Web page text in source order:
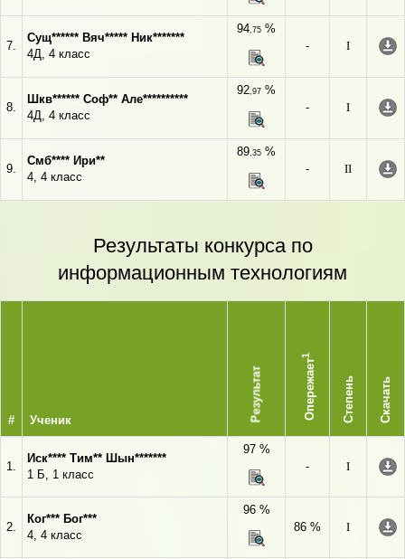
7.
Сущ****** Вяч***** Ник*******
4Д, 4 класс
94,75 %
-
I
8.
Шкв****** Соф** Але**********
4Д, 4 класс
92,97 %
-
I
9.
Смб**** Ири**
4, 4 класс
89,35 %
-
II
Результаты конкурса по
информационным технологиям
# Ученик Результат Опережает
1
Степень Скачать
1.
Иск**** Тим** Шын*******
1 Б, 1 класс
97 %
-
I
2.
Ког*** Бог***
4, 4 класс
96 %
86 %
I